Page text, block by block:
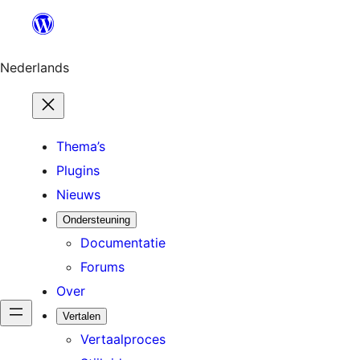
de
Nederlands
Thema’s
Plugins
Nieuws
Ondersteuning
Documentatie
Forums
Over
Vertalen
Vertaalproces